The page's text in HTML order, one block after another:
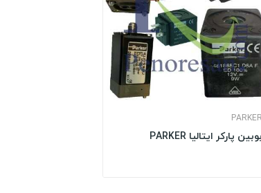
PARKER
بوبین پارکر ایتالیا PARKER